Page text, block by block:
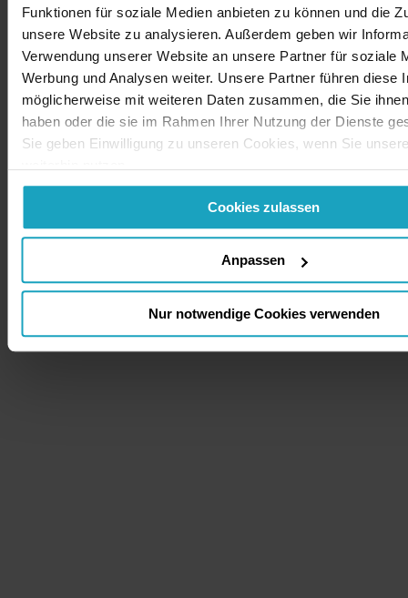
Funktionen für soziale Medien anbieten zu können und die
unsere Website zu analysieren. Außerdem geben wir
Verwendung unserer Website an unsere Partner für soziale
Werbung und Analysen weiter. Unsere Partner führen diese
möglicherweise mit weiteren Daten zusammen, die Sie
haben oder die sie im Rahmen Ihrer Nutzung der Dienste
Sie geben Einwilligung zu unseren Cookies, wenn Sie
Cookies zulassen
Anpassen
Nur notwendige Cookies verwenden